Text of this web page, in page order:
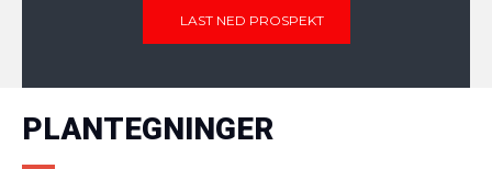
LAST NED PROSPEKT
PLANTEGNINGER